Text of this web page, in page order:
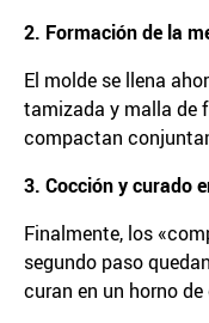
2. Formación de la
El molde se llena
tamizada y malla de
compactan
3. Cocción y curado
Finalmente, los
segundo paso
curan en un horno de